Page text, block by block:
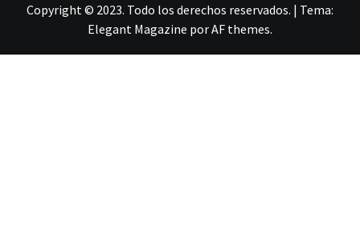
Copyright © 2023. Todo los derechos reservados. | Tema:
Elegant Magazine porAF themes.